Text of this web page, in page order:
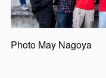
Photo May Nagoya